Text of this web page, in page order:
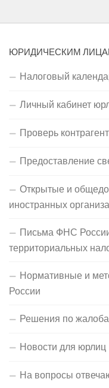
ЮРИДИЧЕСКИМ
Налоговый
Личный кабинет
Проверь
Предоставление
Открытые и
иностранных
Письма ФНС
территориальных
Нормативные и
России
Решения по
Новости для юрлиц
На вопросы